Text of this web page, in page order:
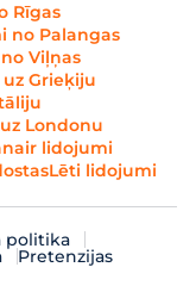
Rīgas
no Palangas
Viļņas
Grieķiju
Londonu
lidojumi
Lēti lidojumi
politika
Pretenzijas